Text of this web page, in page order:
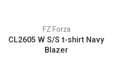
FZ Forza
CL2605 W S/S t-shirt Navy
Blazer